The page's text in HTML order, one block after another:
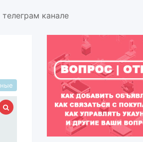
канале